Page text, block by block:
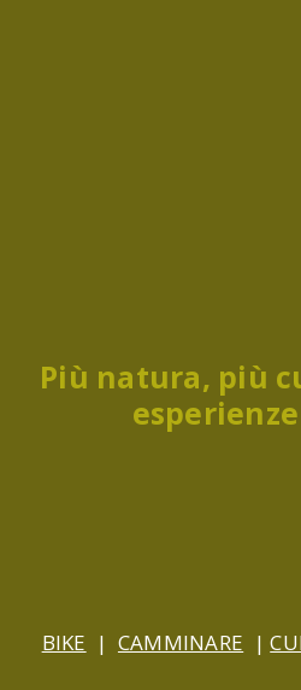
Più natura, più
BIKE | CAMMINARE |